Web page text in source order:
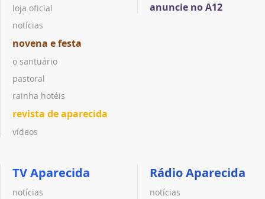
loja oficial
notícias
novena e festa
o santuário
pastoral
rainha hotéis
revista de aparecida
vídeos
anuncie no A12
TV Aparecida
notícias
Rádio Aparecida
notícias